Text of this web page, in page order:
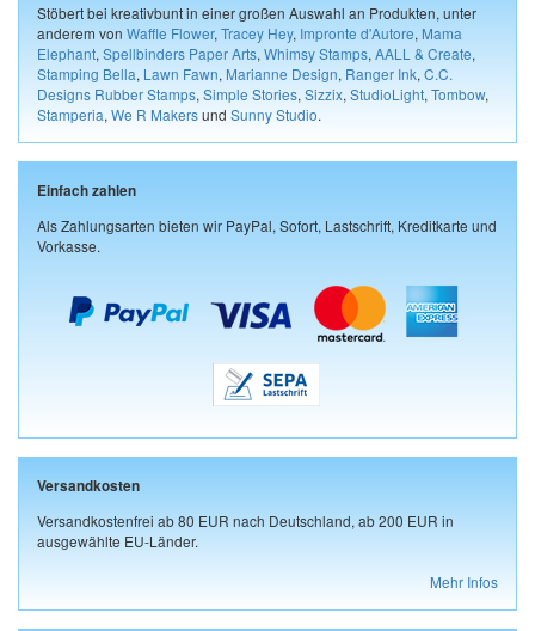
Stöbert bei kreativbunt in einer großen Auswahl an Produkten, unter
anderem von Waffle Flower, Tracey Hey, Impronte d'Autore, Mama
Elephant, Spellbinders Paper Arts, Whimsy Stamps, AALL & Create,
Stamping Bella, Lawn Fawn, Marianne Design, Ranger Ink, C.C.
Designs Rubber Stamps, Simple Stories, Sizzix, StudioLight, Tombow,
Stamperia, We R Makersund Sunny Studio.
Einfach zahlen
Als Zahlungsarten bieten wir PayPal, Sofort, Lastschrift, Kreditkarte und
Vorkasse.
Versandkosten
Versandkostenfrei ab 80 EUR nach Deutschland, ab 200 EUR in
ausgewählte EU-Länder.
Mehr Infos